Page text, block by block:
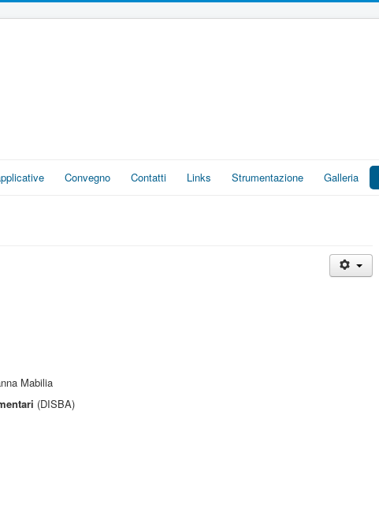
Convegno Contatti Links Strumentazione Galleria
Mabilia
(DISBA)